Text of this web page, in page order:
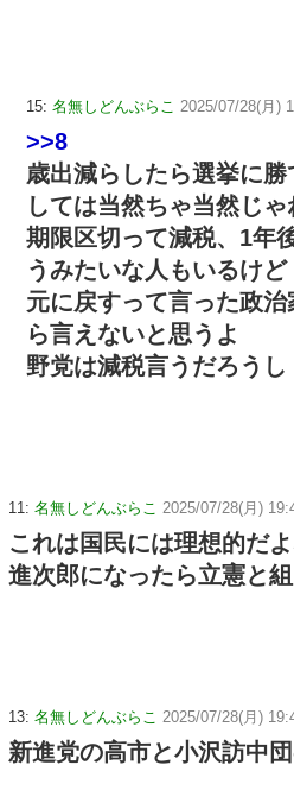
15: 名無しどんぶらこ 2025/07/28(月)
>>8
歳出減らしたら選挙に
しては当然ちゃ当然じゃ
期限区切って減税、1年
うみたいな人もいるけど
元に戻すって言った政
ら言えないと思うよ
野党は減税言うだろうし
11: 名無しどんぶらこ 2025/07/28(月)
これは国民には理想的だ
進次郎になったら立憲と
13: 名無しどんぶらこ 2025/07/28(月)
新進党の高市と小沢訪中